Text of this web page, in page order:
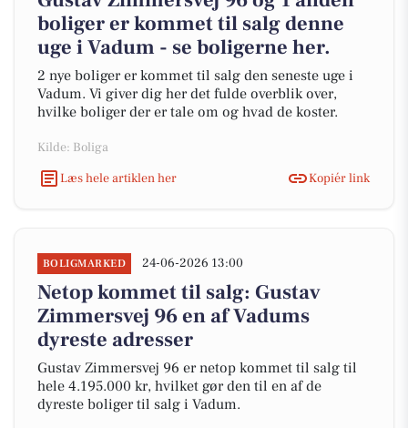
boliger er kommet til salg denne
uge i Vadum - se boligerne her.
2 nye boliger er kommet til salg den seneste uge i
Vadum. Vi giver dig her det fulde overblik over,
hvilke boliger der er tale om og hvad de koster.
Kilde: Boliga
Læs hele artiklen her
Kopiér link
BOLIGMARKED 24-06-2026 13:00
Netop kommet til salg: Gustav
Zimmersvej 96 en af Vadums
dyreste adresser
Gustav Zimmersvej 96 er netop kommet til salg til
hele 4.195.000 kr, hvilket gør den til en af de
dyreste boliger til salg i Vadum.